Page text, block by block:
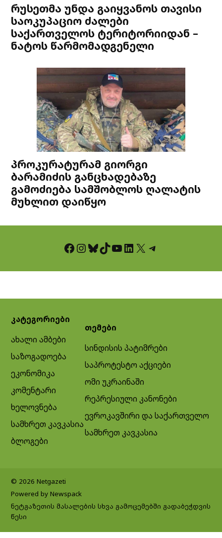
რუსეთმა უნდა გაიყვანოს თავისი
საოკუპაციო ძალები
საქართველოს ტერიტორიიდან –
ნატოს წარმომადგენელი
პროკურატურამ გიორგი
ბარამიძის განცხადებაზე
გამოძიება სამშობლოს ღალატის
მუხლით დაიწყო
Facebook InstagramBluesky TikTok YouTube LinkedIn X Telegram
კატეგორიები
ახალი ამბები
საზოგადოება
ეკონომიკა
კომენტარი
ხელოვნება
სამხრეთ კავკასია
ბლოგები
თემები
სინდისის პატიმრები
საპროტესტო აქციები
ომი უკრაინაში
რეპრესიული კანონები
ევროკავშირი და საქართველო
სამხრეთ კავკასია
© 2026 Netgazeti
Powered by Newspack
ნეტგაზეთის მასალების სხვა გამოცემებში გადაბეჭდვის
წესი